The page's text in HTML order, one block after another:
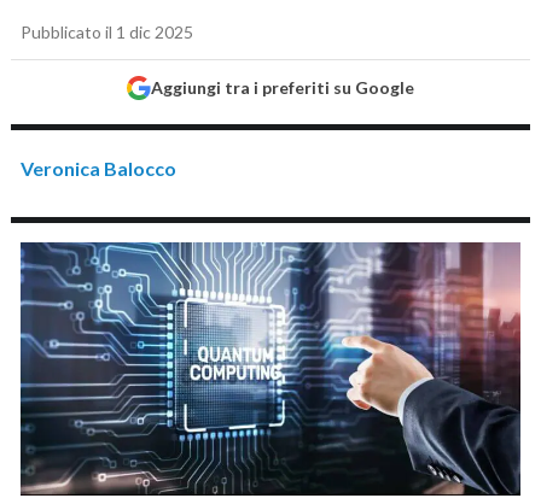
Pubblicato il 1 dic 2025
Aggiungi tra i preferiti su Google
Veronica Balocco